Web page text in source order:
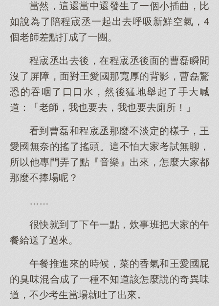
當然，這還當中還發生了一個小插曲，比
如說為了陪程宬丞一起出去呼吸新鮮空氣，4
個老師差點打成了一團。
程宬丞出去後，在程宬丞後面的曹磊瞬間
沒了屏障，面對王愛國那寬厚的背影，曹磊驚
恐的吞咽了口口水，然後猛地舉起了手大喊
道：「老師，我也要去，我也要去廁所！」
看到曹磊和程宬丞那麼不淡定的樣子，王
愛國無奈的搖了搖頭。這不怕大家考試無聊，
所以他專門弄了點『音樂』出來，怎麼大家都
那麼不捧場呢？
……
很快就到了下午一點，炊事班把大家的午
餐給送了過來。
午餐推進來的時候，菜的香氣和王愛國屁
的臭味混合成了一種不知道該怎麼說的奇異味
道，不少考生當場就吐了出來。